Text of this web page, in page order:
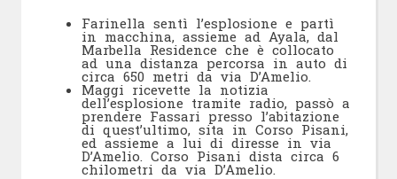
Farinella sentì l’esplosione e partì
in macchina, assieme ad Ayala, dal
Marbella Residence che è collocato
ad una distanza percorsa in auto di
circa 650 metri da via D’Amelio.
Maggi ricevette la notizia
dell’esplosione tramite radio, passò a
prendere Fassari presso l’abitazione
di quest’ultimo, sita in Corso Pisani,
ed assieme a lui di diresse in via
D’Amelio. Corso Pisani dista circa 6
chilometri da via D’Amelio.